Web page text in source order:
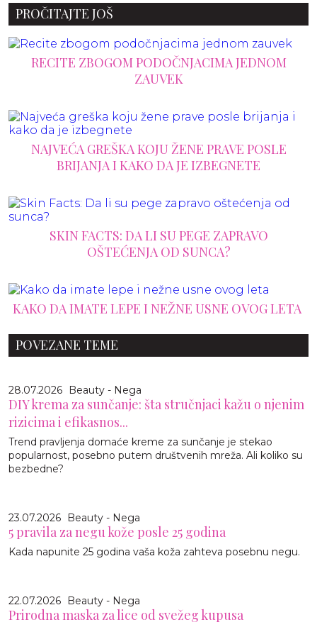
PROČITAJTE JOŠ
RECITE ZBOGOM PODOČNJACIMA JEDNOM
ZAUVEK
NAJVEĆA GREŠKA KOJU ŽENE PRAVE POSLE
BRIJANJA I KAKO DA JE IZBEGNETE
SKIN FACTS: DA LI SU PEGE ZAPRAVO
OŠTEĆENJA OD SUNCA?
KAKO DA IMATE LEPE I NEŽNE USNE OVOG LETA
POVEZANE TEME
28.07.2026 Beauty - Nega
DIY krema za sunčanje: šta stručnjaci kažu o njenim
rizicima i efikasnos...
Trend pravljenja domaće kreme za sunčanje je stekao
popularnost, posebno putem društvenih mreža. Ali koliko su
bezbedne?
23.07.2026 Beauty - Nega
5 pravila za negu kože posle 25 godina
Kada napunite 25 godina vaša koža zahteva posebnu negu.
22.07.2026 Beauty - Nega
Prirodna maska za lice od svežeg kupusa